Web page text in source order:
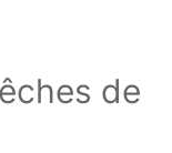
de